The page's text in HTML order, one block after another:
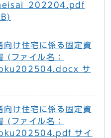
向け住宅に係る固定資
(ファイル名：
サ
向け住宅に係る固定資
(ファイル名：
サイ